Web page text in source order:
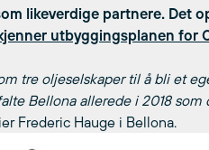
likeverdige partnere. Det
utbyggingsplanen for
tre oljeselskaper til å bli et
Bellona allerede i 2018 som
Frederic Hauge i Bellona.